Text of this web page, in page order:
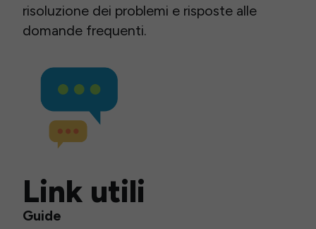
risoluzione dei problemi e risposte alle
domande frequenti.
Link utili
Guide